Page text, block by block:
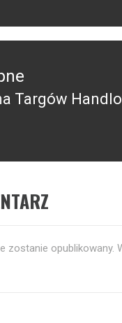
Targów
zostanie opublikowany.